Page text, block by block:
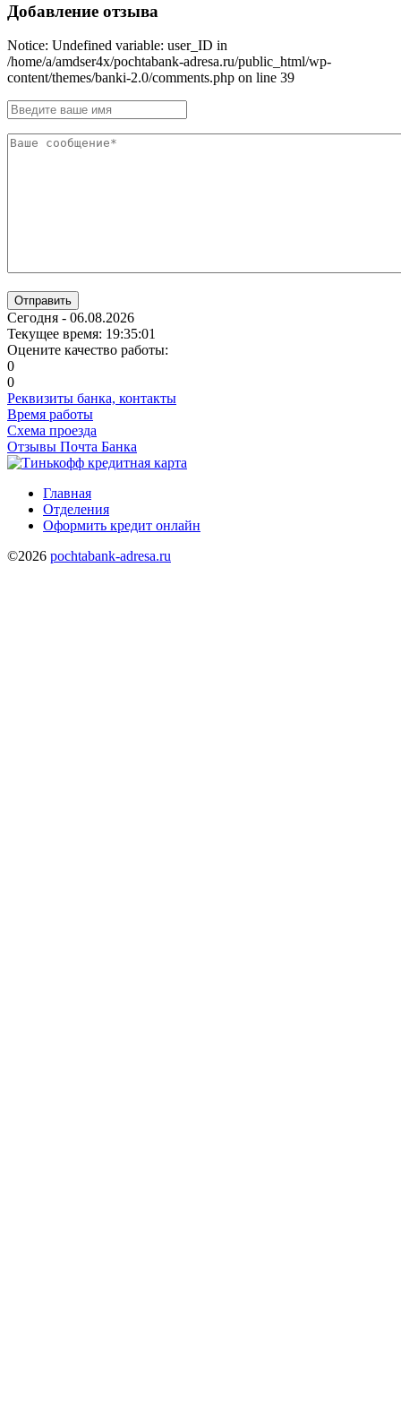
Добавление отзыва
Notice: Undefined variable: user_ID in
/home/a/amdser4x/pochtabank-adresa.ru/public_html/wp-
content/themes/banki-2.0/comments.php on line 39
Отправить
Сегодня - 06.08.2026
Текущее время: 19:35:02
Оцените качество работы:
0
0
Реквизиты банка, контакты
Время работы
Схема проезда
Отзывы Почта Банка
Главная
Отделения
Оформить кредит онлайн
©2026 pochtabank-adresa.ru